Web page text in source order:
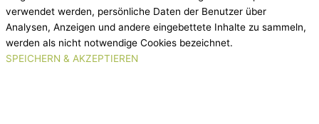
verwendet werden, persönliche Daten der Benutzer über
Analysen, Anzeigen und andere eingebettete Inhalte zu sammeln,
werden als nicht notwendige Cookies bezeichnet.
SPEICHERN & AKZEPTIEREN